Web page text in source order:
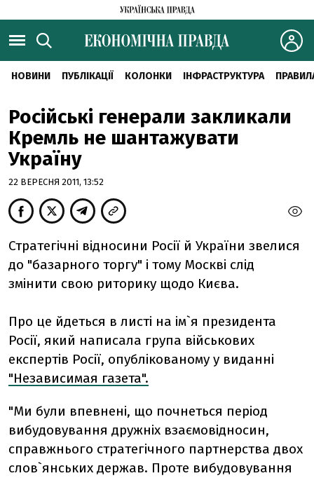
НОВИНИ ПУБЛІКАЦІЇ КОЛОНКИ ІНФРАСТРУКТУРА
Російські генерали закликали
Кремль не шантажувати
Україну
22 ВЕРЕСНЯ 2011, 13:52
Стратегічні відносини Росії й України звелися
до "базарного торгу" і тому Москві слід
змінити свою риторику щодо Києва.
Про це йдеться в листі на ім`я президента
Росії, який написала група військових
експертів Росії, опублікованому у виданні
"Независимая газета".
"Ми були впевнені, що почнеться період
вибудовування дружніх взаємовідносин,
справжнього стратегічного партнерства двох
слов`янських держав. Проте вибудовування